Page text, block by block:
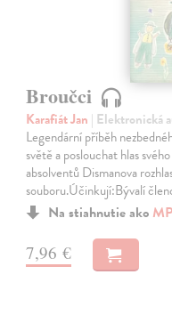
Broučci
Karafiát Jan | Elektronická
Legendární příběh
světě a poslouchat hlas
absolventů Dismanova
souboru.Účinkují:Bývalí
Na stiahnutie ako
7,96 €